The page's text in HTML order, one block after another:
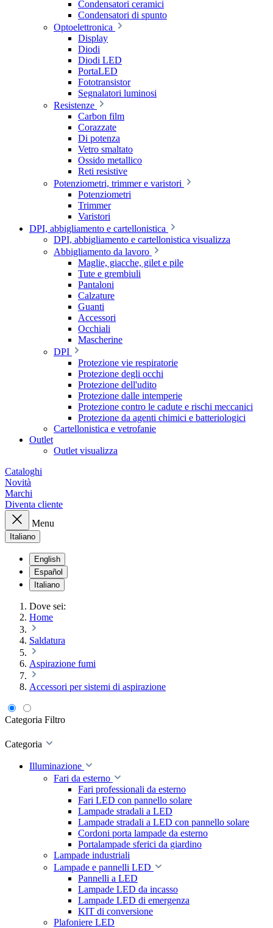
Condensatori ceramici
Condensatori di spunto
Optoelettronica
Display
Diodi
Diodi LED
PortaLED
Fototransistor
Segnalatori luminosi
Resistenze
Carbon film
Corazzate
Di potenza
Vetro smaltato
Ossido metallico
Reti resistive
Potenziometri, trimmer e varistori
Potenziometri
Trimmer
Varistori
DPI, abbigliamento e cartellonistica
DPI, abbigliamento e cartellonistica visualizza
Abbigliamento da lavoro
Maglie, giacche, gilet e pile
Tute e grembiuli
Pantaloni
Calzature
Guanti
Accessori
Occhiali
Mascherine
DPI
Protezione vie respiratorie
Protezione degli occhi
Protezione dell'udito
Protezione dalle intemperie
Protezione contro le cadute e rischi meccanici
Protezione da agenti chimici e batteriologici
Cartellonistica e vetrofanie
Outlet
Outlet visualizza
Cataloghi
Novità
Marchi
Diventa cliente
Menu
Italiano
English
Español
Italiano
Dove sei:
Home
Saldatura
Aspirazione fumi
Accessori per sistemi di aspirazione
Categoria Filtro
Categoria
Illuminazione
Fari da esterno
Fari professionali da esterno
Fari LED con pannello solare
Lampade stradali a LED
Lampade stradali a LED con pannello solare
Cordoni porta lampade da esterno
Portalampade sferici da giardino
Lampade industriali
Lampade e pannelli LED
Pannelli a LED
Lampade LED da incasso
Lampade LED di emergenza
KIT di conversione
Plafoniere LED